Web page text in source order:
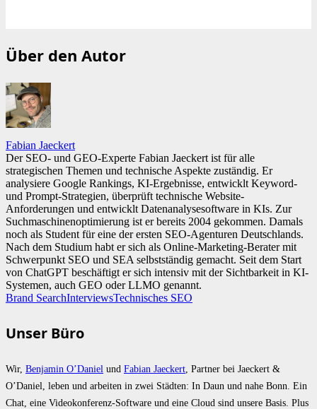
Über den Autor
Fabian Jaeckert
Der SEO- und GEO-Experte Fabian Jaeckert ist für alle
strategischen Themen und technische Aspekte zuständig. Er
analysiere Google Rankings, KI-Ergebnisse, entwicklt Keyword-
und Prompt-Strategien, überprüft technische Website-
Anforderungen und entwicklt Datenanalysesoftware in KIs. Zur
Suchmaschinenoptimierung ist er bereits 2004 gekommen. Damals
noch als Student für eine der ersten SEO-Agenturen Deutschlands.
Nach dem Studium habt er sich als Online-Marketing-Berater mit
Schwerpunkt SEO und SEA selbstständig gemacht. Seit dem Start
von ChatGPT beschäftigt er sich intensiv mit der Sichtbarkeit in KI-
Systemen, auch GEO oder LLMO genannt.
Brand SearchInterviewsTechnisches SEO
Unser Büro
Wir, Benjamin O’Daniel und Fabian Jaeckert , Partner bei Jaeckert &
O’Daniel, leben und arbeiten in zwei Städten: In Daun und nahe Bonn. Ein
Chat, eine Videokonferenz-Software und eine Cloud sind unsere Basis. Plus